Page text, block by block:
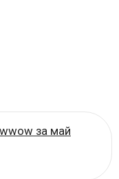
за май